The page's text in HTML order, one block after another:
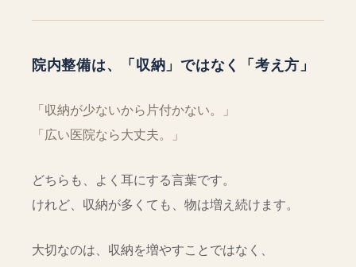
院内整備は、「収納」ではなく「考え方」
「収納が少ないから片付かない。」
「広い医院なら大丈夫。」
どちらも、よく耳にする言葉です。
けれど、収納が多くても、物は増え続けます。
大切なのは、収納を増やすことではなく、